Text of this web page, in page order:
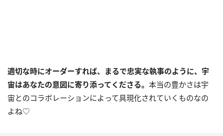
適切な時にオーダーすれば、まるで忠実な執事のように、宇
宙はあなたの意図に寄り添ってくださる。 本当の豊かさは宇
宙とのコラボレーションによって具現化されていくものなの
よね♡